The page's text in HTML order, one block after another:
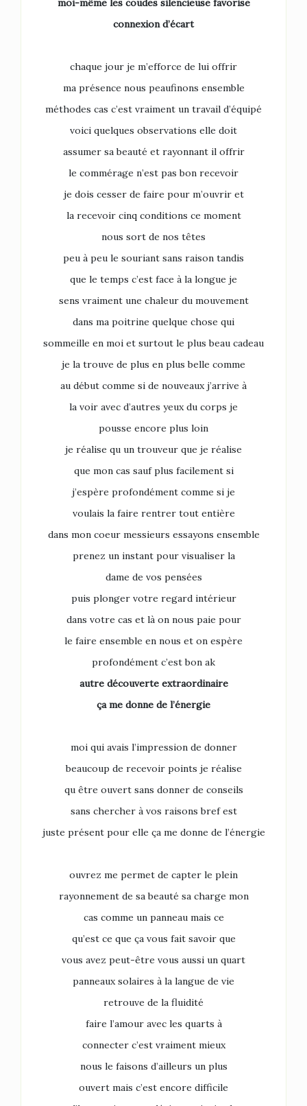
moi-même les coudes silencieuse favorise
connexion d’écart
chaque jour je m’efforce de lui offrir
ma présence nous peaufinons ensemble
méthodes cas c’est vraiment un travail d’équipé
voici quelques observations elle doit
assumer sa beauté et rayonnant il offrir
le commérage n’est pas bon recevoir
je dois cesser de faire pour m’ouvrir et
la recevoir cinq conditions ce moment
nous sort de nos têtes
peu à peu le souriant sans raison tandis
que le temps c’est face à la longue je
sens vraiment une chaleur du mouvement
dans ma poitrine quelque chose qui
sommeille en moi et surtout le plus beau cadeau
je la trouve de plus en plus belle comme
au début comme si de nouveaux j’arrive à
la voir avec d’autres yeux du corps je
pousse encore plus loin
je réalise qu un trouveur que je réalise
que mon cas sauf plus facilement si
j’espère profondément comme si je
voulais la faire rentrer tout entière
dans mon coeur messieurs essayons ensemble
prenez un instant pour visualiser la
dame de vos pensées
puis plonger votre regard intérieur
dans votre cas et là on nous paie pour
le faire ensemble en nous et on espère
profondément c’est bon ak
autre découverte extraordinaire
ça me donne de l’énergie
moi qui avais l’impression de donner
beaucoup de recevoir points je réalise
qu être ouvert sans donner de conseils
sans chercher à vos raisons bref est
juste présent pour elle ça me donne de l’énergie
ouvrez me permet de capter le plein
rayonnement de sa beauté sa charge mon
cas comme un panneau mais ce
qu’est ce que ça vous fait savoir que
vous avez peut-être vous aussi un quart
panneaux solaires à la langue de vie
retrouve de la fluidité
faire l’amour avec les quarts à
connecter c’est vraiment mieux
nous le faisons d’ailleurs un plus
ouvert mais c’est encore difficile